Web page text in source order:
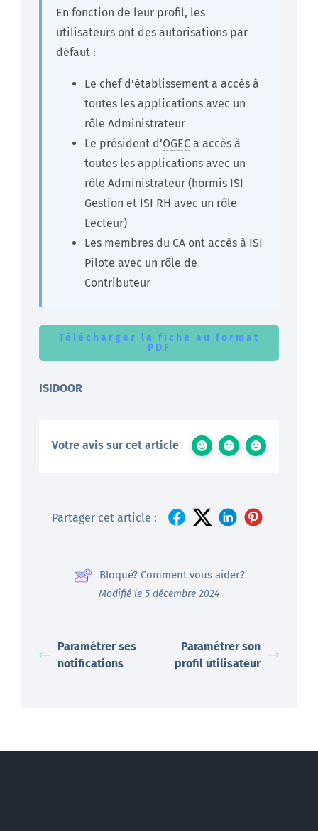
En fonction de leur profil, les
utilisateurs ont des autorisations par
défaut :
Le chef d’établissement a accès à
toutes les applications avec un
rôle Administrateur
Le président d’OGEC a accès à
toutes les applications avec un
rôle Administrateur (hormis ISI
Gestion et ISI RH avec un rôle
Lecteur)
Les membres du CA ont accès à ISI
Pilote avec un rôle de
Contributeur
Télécharger la fiche au format
PDF
ISIDOOR
Votre avis sur cet article
Partager cet article :
Bloqué? Comment vous aider?
Modifié le 5 décembre 2024
Paramétrer ses
notifications
Paramétrer son
profil utilisateur